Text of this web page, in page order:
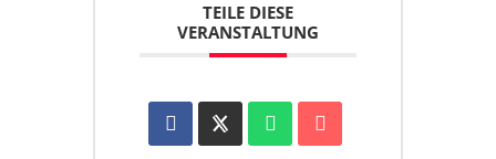
TEILE DIESE
VERANSTALTUNG